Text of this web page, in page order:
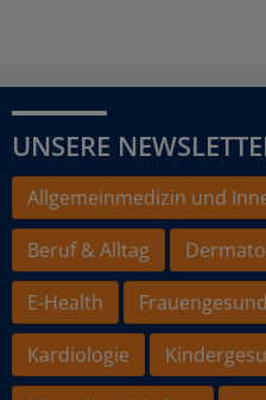
UNSERE
Allgemeinmedizin und
Beruf & Alltag
E-Health
Kardiologie